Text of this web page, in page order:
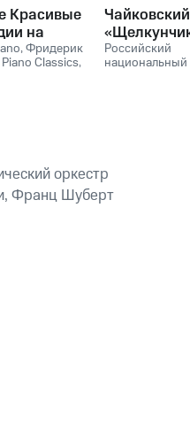
Красивые
на
,Фридерик
Piano Classics,
Чайковский
Российский
национальный
оркестр
Франц Шуберт